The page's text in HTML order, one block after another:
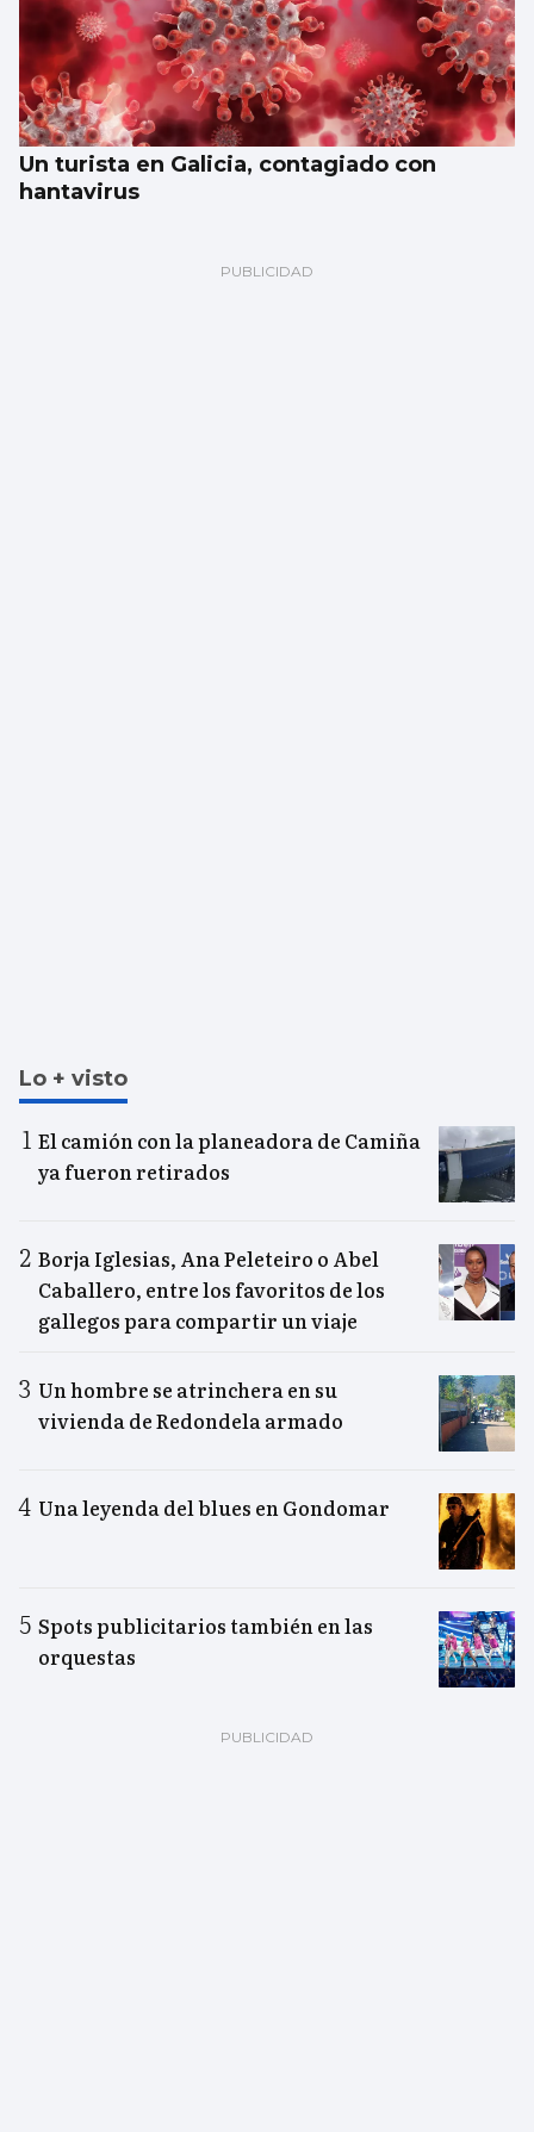
Un turista en Galicia, contagiado con
hantavirus
Lo + visto
El camión con la planeadora de Camiña
ya fueron retirados
Borja Iglesias, Ana Peleteiro o Abel
Caballero, entre los favoritos de los
gallegos para compartir un viaje
Un hombre se atrinchera en su
vivienda de Redondela armado
Una leyenda del blues en Gondomar
Spots publicitarios también en las
orquestas